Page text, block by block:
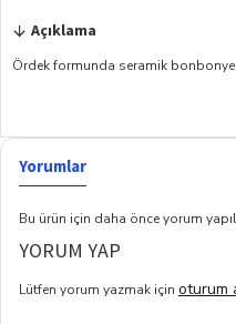
Açıklama
Ördek formunda seramik
Yorumlar
Bu ürün için daha önce yorum
YORUM YAP
Lütfen yorum yazmak için oturum